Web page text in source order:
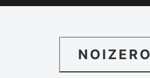
NOIZERO